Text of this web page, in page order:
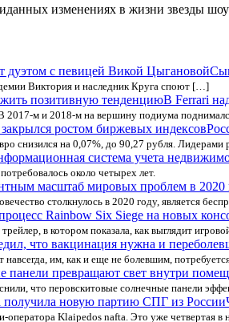
изменениях в жизни звезды шоу
Виктория и наследник Круга споют […]
В Ferrari
м и 2018-м на вершину подиума
снизился на 0,07%, до 90,27 рубля.
около четырех лет.
столкнулось в 2020 году, является
в котором показала, как выглядит
навсегда, им, как и еще не болевшим,
что перовскитовые солнечные панели
оператора Klaipedos nafta. Это уже четвертая